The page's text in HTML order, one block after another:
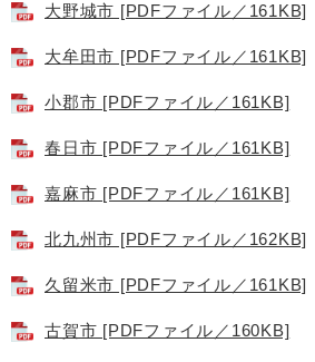
大野城市 [PDFファイル／161KB]
大牟田市 [PDFファイル／161KB]
小郡市 [PDFファイル／161KB]
春日市 [PDFファイル／161KB]
嘉麻市 [PDFファイル／161KB]
北九州市 [PDFファイル／162KB]
久留米市 [PDFファイル／161KB]
古賀市 [PDFファイル／160KB]